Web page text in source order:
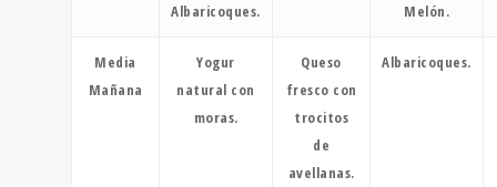
Albaricoques.
Melón.
Media
Mañana
Yogur
natural con
moras.
Queso
fresco con
trocitos
de
avellanas.
Albaricoques.